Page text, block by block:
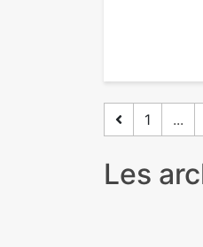
1 ...
Les